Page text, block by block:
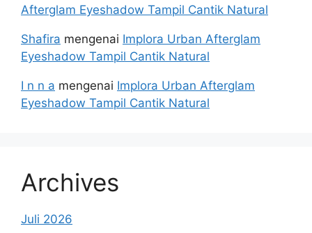
Afterglam Eyeshadow Tampil Cantik Natural
Shafira mengenai Implora Urban Afterglam
Eyeshadow Tampil Cantik Natural
I n n a mengenai Implora Urban Afterglam
Eyeshadow Tampil Cantik Natural
Archives
Juli 2026